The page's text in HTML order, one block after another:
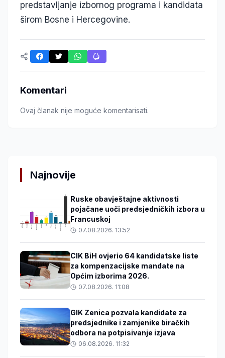
predstavljanje izbornog programa i kandidata
širom Bosne i Hercegovine.
Komentari
Ovaj članak nije moguće komentarisati.
Najnovije
Ruske obavještajne aktivnosti
pojačane uoči predsjedničkih izbora u
Francuskoj
07.08.2026. 13:52
CIK BiH ovjerio 64 kandidatske liste
za kompenzacijske mandate na
Općim izborima 2026.
07.08.2026. 11:08
GIK Zenica pozvala kandidate za
predsjednike i zamjenike biračkih
odbora na potpisivanje izjava
06.08.2026. 11:32